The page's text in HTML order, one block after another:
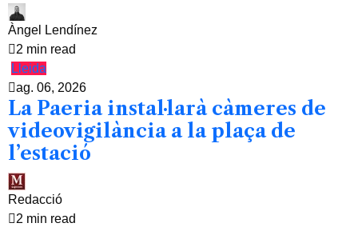
Àngel Lendínez
2 min read
Lleida
ag. 06, 2026
La Paeria instal·larà càmeres de
videovigilància a la plaça de
l’estació
Redacció
2 min read